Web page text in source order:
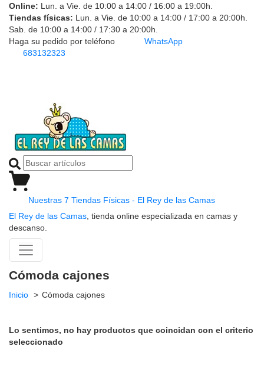
Online: Lun. a Vie. de 10:00 a 14:00 / 16:00 a 19:00h.
Tiendas físicas: Lun. a Vie. de 10:00 a 14:00 / 17:00 a 20:00h.
Sab. de 10:00 a 14:00 / 17:30 a 20:00h.
Haga su pedido por teléfono
683132323
WhatsApp
Nuestras 7 Tiendas Físicas - El Rey de las Camas
El Rey de las Camas , tienda online especializada en camas y
descanso.
Cómoda cajones
Inicio Cómoda cajones
Lo sentimos, no hay productos que coincidan con el criterio
seleccionado